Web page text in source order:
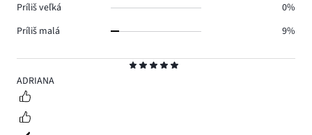
5
ADRIANA
Príliš veľká
0%
Príliš malá
9%